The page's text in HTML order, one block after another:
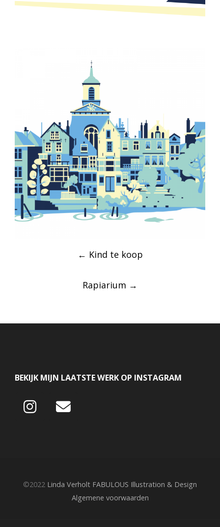
← Kind te koop
Rapiarium →
BEKIJK MIJN LAATSTE WERK OP INSTAGRAM
©2022 Linda Verholt FABULOUS Illustration & Design
Algemene voorwaarden